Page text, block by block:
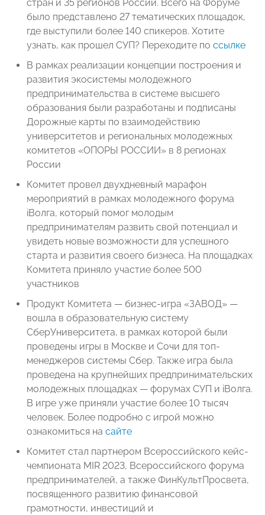
стран и 35 регионов России. Всего на Форуме
было представлено 27 тематических площадок,
где выступили более 140 спикеров. Хотите
узнать, как прошел СУП? Переходите по ссылке
В рамках реализации концепции построения и
развития экосистемы молодежного
предпринимательства в системе высшего
образования были разработаны и подписаны
Дорожные карты по взаимодействию
университетов и региональных молодежных
комитетов «ОПОРЫ РОССИИ» в 8 регионах
России
Комитет провел двухдневный марафон
мероприятий в рамках молодежного форума
iВолга, который помог молодым
предпринимателям развить свой потенциал и
увидеть новые возможности для успешного
старта и развития своего бизнеса. На площадках
Комитета приняло участие более 500
участников
Продукт Комитета — бизнес-игра «ЗАВОД» —
вошла в образовательную систему
СберУниверситета, в рамках которой были
проведены игры в Москве и Сочи для топ-
менеджеров системы Сбер. Также игра была
проведена на крупнейших предпринимательских
молодежных площадках — форумах СУП и iВолга.
В игре уже приняли участие более 10 тысяч
человек. Более подробно с игрой можно
ознакомиться на сайте
Комитет стал партнером Всероссийского кейс-
чемпионата MIR 2023, Всероссийского форума
предпринимателей, а также ФинКультПросвета,
посвященного развитию финансовой
грамотности, инвестиций и